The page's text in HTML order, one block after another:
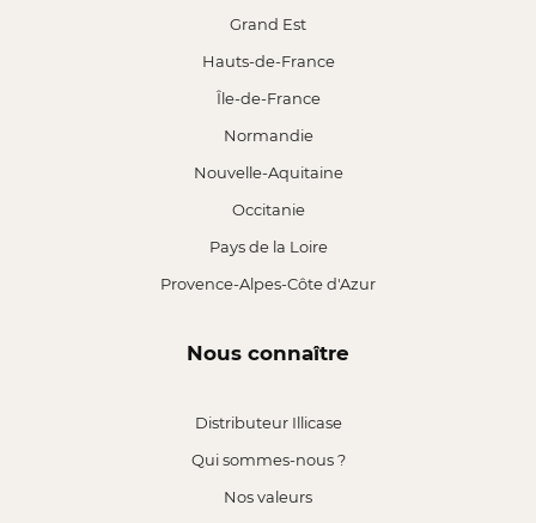
Grand Est
Hauts-de-France
Île-de-France
Normandie
Nouvelle-Aquitaine
Occitanie
Pays de la Loire
Provence-Alpes-Côte d'Azur
Nous connaître
Distributeur Illicase
Qui sommes-nous ?
Nos valeurs